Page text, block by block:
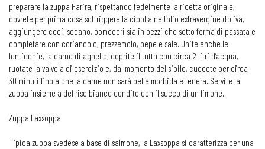
preparare la zuppa Harira, rispettando fedelmente la ricetta originale,
dovrete per prima cosa soffriggere la cipolla nell’olio extravergine d’oliva,
aggiungere ceci, sedano, pomodori sia in pezzi che sotto forma di passata e
completare con coriandolo, prezzemolo, pepe e sale. Unite anche le
lenticchie, la carne di agnello, coprite il tutto con circa 2 litri d’acqua,
ruotate la valvola di esercizio e, dal momento del sibilo, cuocete per circa
30 minuti fino a che la carne non sarà bella morbida e tenera. Servite la
zuppa insieme a del riso bianco condito con il succo di un limone.
Zuppa Laxsoppa
Tipica zuppa svedese a base di salmone, la Laxsoppa si caratterizza per una